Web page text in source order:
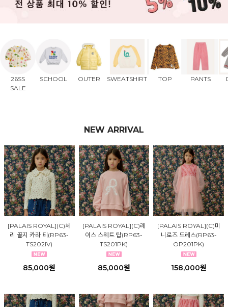
26SS
SALE
SCHOOL OUTER SWEATSHIRT TOP PANTS
NEW ARRIVAL
[PALAIS ROYAL](C)체
리 골지 카라 티(RP63-
TS202IV)
85,000원
[PALAIS ROYAL](C)레
이스 스웨트 탑(RP63-
TS201PK)
85,000원
[PALAIS ROYAL](C)미
니로즈 드레스(RP63-
OP201PK)
158,000원